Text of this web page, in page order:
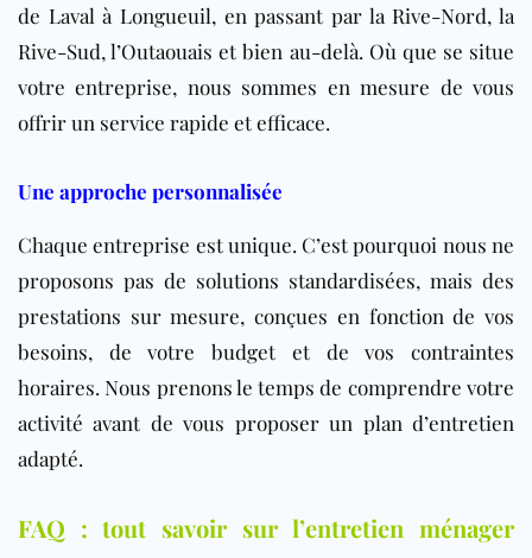
de Laval à Longueuil, en passant par la Rive-Nord, la
Rive-Sud, l’Outaouais et bien au-delà. Où que se situe
votre entreprise, nous sommes en mesure de vous
offrir un service rapide et efficace.
Une approche personnalisée
Chaque entreprise est unique. C’est pourquoi nous ne
proposons pas de solutions standardisées, mais des
prestations sur mesure, conçues en fonction de vos
besoins, de votre budget et de vos contraintes
horaires. Nous prenons le temps de comprendre votre
activité avant de vous proposer un plan d’entretien
adapté.
FAQ : tout savoir sur l’entretien ménager